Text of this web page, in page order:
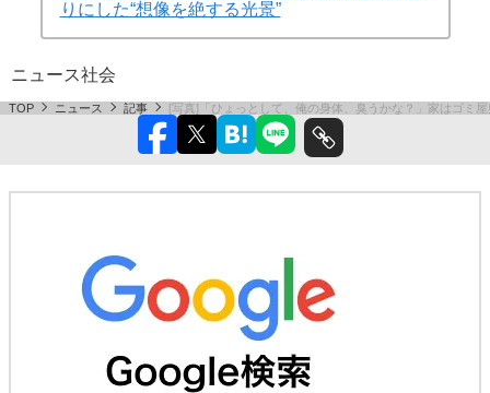
りにした“想像を絶する光景”
ニュース社会
TOP ニュース 記事 [写真]「ひょっとして、俺の身体、臭うかな？」家はゴミ